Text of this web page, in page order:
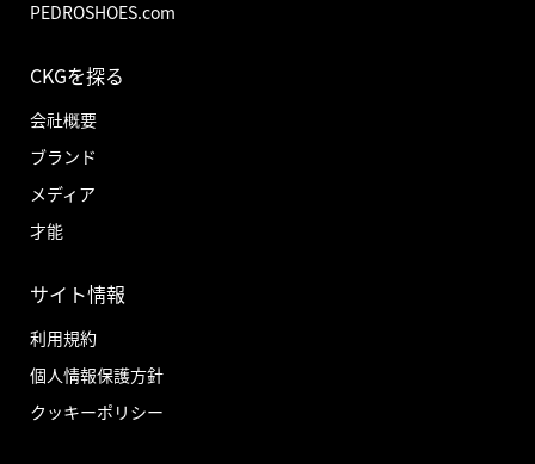
PEDROSHOES.com
CKGを探る
会社概要
ブランド
メディア
才能
サイト情報
利用規約
個人情報保護方針
クッキーポリシー